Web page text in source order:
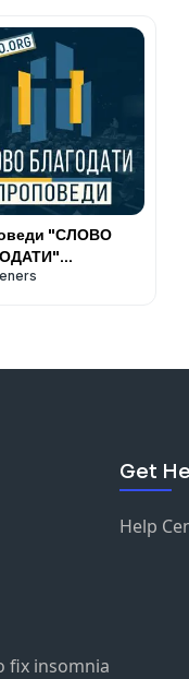
"СЛОВО
fix insomnia
Get
Help